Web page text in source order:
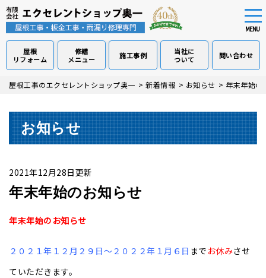
Skip
content
MENU
屋根
リフォーム
修繕
メニュー
施工事例
当社に
ついて
問い合わせ
屋根工事のエクセレントショップ奥一 > 新着情報 > お知らせ > 年末年始の
お知らせ
2021年12月28日更新
年末年始のお知らせ
年末年始のお知らせ
２０２１年１２月２９日～２０２２年１月６日 まで お休みさせ
ていただきます。